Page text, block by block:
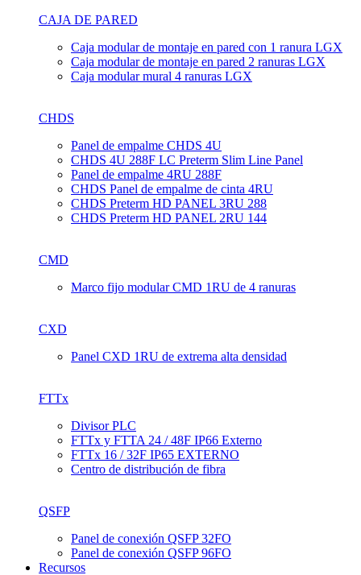
CAJA DE PARED
Caja modular de montaje en pared con 1 ranura LGX
Caja modular de montaje en pared 2 ranuras LGX
Caja modular mural 4 ranuras LGX
CHDS
Panel de empalme CHDS 4U
CHDS 4U 288F LC Preterm Slim Line Panel
Panel de empalme 4RU 288F
CHDS Panel de empalme de cinta 4RU
CHDS Preterm HD PANEL 3RU 288
CHDS Preterm HD PANEL 2RU 144
CMD
Marco fijo modular CMD 1RU de 4 ranuras
CXD
Panel CXD 1RU de extrema alta densidad
FTTx
Divisor PLC
FTTx y FTTA 24 / 48F IP66 Externo
FTTx 16 / 32F IP65 EXTERNO
Centro de distribución de fibra
QSFP
Panel de conexión QSFP 32FO
Panel de conexión QSFP 96FO
Recursos